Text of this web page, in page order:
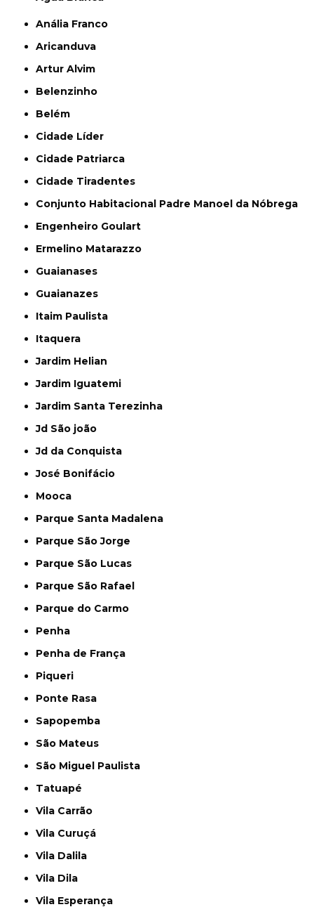
Anália Franco
Aricanduva
Artur Alvim
Belenzinho
Belém
Cidade Líder
Cidade Patriarca
Cidade Tiradentes
Conjunto Habitacional Padre Manoel da Nóbrega
Engenheiro Goulart
Ermelino Matarazzo
Guaianases
Guaianazes
Itaim Paulista
Itaquera
Jardim Helian
Jardim Iguatemi
Jardim Santa Terezinha
Jd São joão
Jd da Conquista
José Bonifácio
Mooca
Parque Santa Madalena
Parque São Jorge
Parque São Lucas
Parque São Rafael
Parque do Carmo
Penha
Penha de França
Piqueri
Ponte Rasa
Sapopemba
São Mateus
São Miguel Paulista
Tatuapé
Vila Carrão
Vila Curuçá
Vila Dalila
Vila Dila
Vila Esperança